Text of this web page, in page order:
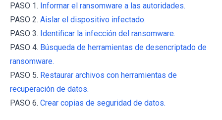
PASO 1. Informar el ransomware a las autoridades.
PASO 2. Aislar el dispositivo infectado.
PASO 3. Identificar la infección del ransomware.
PASO 4. Búsqueda de herramientas de desencriptado de
ransomware.
PASO 5. Restaurar archivos con herramientas de
recuperación de datos.
PASO 6. Crear copias de seguridad de datos.